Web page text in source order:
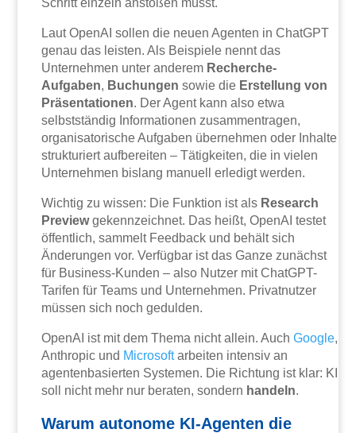
Schritt einzeln anstoßen müsst.
Laut OpenAI sollen die neuen Agenten in ChatGPT
genau das leisten. Als Beispiele nennt das
Unternehmen unter anderem Recherche-
Aufgaben, Buchungen sowie die Erstellung von
Präsentationen. Der Agent kann also etwa
selbstständig Informationen zusammentragen,
organisatorische Aufgaben übernehmen oder Inhalte
strukturiert aufbereiten – Tätigkeiten, die in vielen
Unternehmen bislang manuell erledigt werden.
Wichtig zu wissen: Die Funktion ist als Research
Previewgekennzeichnet. Das heißt, OpenAI testet
öffentlich, sammelt Feedback und behält sich
Änderungen vor. Verfügbar ist das Ganze zunächst
für Business-Kunden – also Nutzer mit ChatGPT-
Tarifen für Teams und Unternehmen. Privatnutzer
müssen sich noch gedulden.
OpenAI ist mit dem Thema nicht allein. AuchGoogle,
Anthropic und Microsoftarbeiten intensiv an
agentenbasierten Systemen. Die Richtung ist klar: KI
soll nicht mehr nur beraten, sondern handeln.
Warum autonome KI-Agenten die